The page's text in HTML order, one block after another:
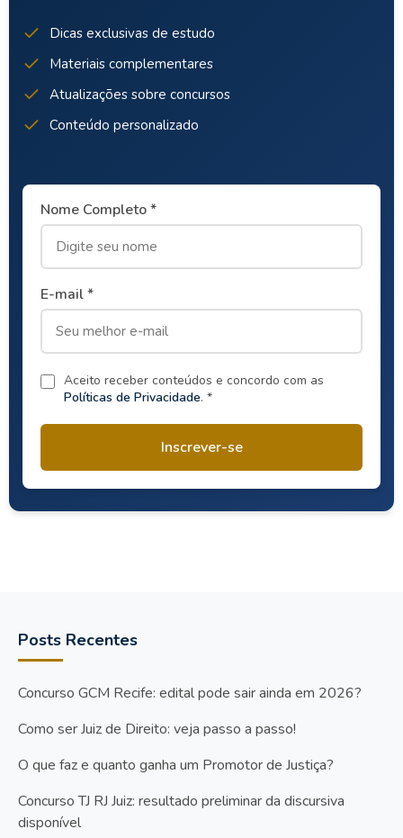
Dicas exclusivas de estudo
Materiais complementares
Atualizações sobre concursos
Conteúdo personalizado
Nome Completo *
E-mail *
Aceito receber conteúdos e concordo com as
Políticas de Privacidade. *
Inscrever-se
Posts Recentes
Concurso GCM Recife: edital pode sair ainda em 2026?
Como ser Juiz de Direito: veja passo a passo!
O que faz e quanto ganha um Promotor de Justiça?
Concurso TJ RJ Juiz: resultado preliminar da discursiva
disponível